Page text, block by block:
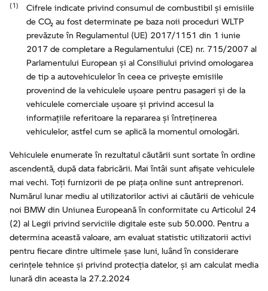
Cifrele indicate privind consumul de combustibil şi emisiile
de CO₂ au fost determinate pe baza noii proceduri WLTP
prevăzute în Regulamentul (UE) 2017/1151 din 1 iunie
2017 de completare a Regulamentului (CE) nr. 715/2007 al
Parlamentului European şi al Consiliului privind omologarea
de tip a autovehiculelor în ceea ce priveşte emisiile
provenind de la vehiculele uşoare pentru pasageri şi de la
vehiculele comerciale uşoare şi privind accesul la
informaţiile referitoare la repararea şi întreţinerea
vehiculelor, astfel cum se aplică la momentul omologări.
Vehiculele enumerate în rezultatul căutării sunt sortate în ordine
ascendentă, după data fabricării. Mai întâi sunt afișate vehiculele
mai vechi. Toți furnizorii de pe piața online sunt antreprenori.
Numărul lunar mediu al utilizatorilor activi ai căutării de vehicule
noi BMW din Uniunea Europeană în conformitate cu Articolul 24
(2) al Legii privind serviciile digitale este sub 50.000. Pentru a
determina această valoare, am evaluat statistic utilizatorii activi
pentru fiecare dintre ultimele șase luni, luând în considerare
cerințele tehnice și privind protecția datelor, și am calculat media
lunară din aceasta la 27.2.2024